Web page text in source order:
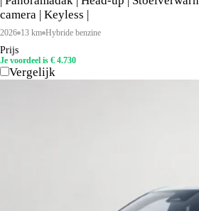
camera | Keyless |
2026 13 km Hybride benzine
Prijs
Je voordeel is € 4.730
Vergelijk